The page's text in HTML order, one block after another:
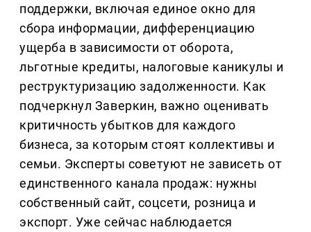
поддержки, включая единое окно для
сбора информации, дифференциацию
ущерба в зависимости от оборота,
льготные кредиты, налоговые каникулы и
реструктуризацию задолженности. Как
подчеркнул Заверкин, важно оценивать
критичность убытков для каждого
бизнеса, за которым стоят коллективы и
семьи. Эксперты советуют не зависеть от
единственного канала продаж: нужны
собственный сайт, соцсети, розница и
экспорт. Уже сейчас наблюдается